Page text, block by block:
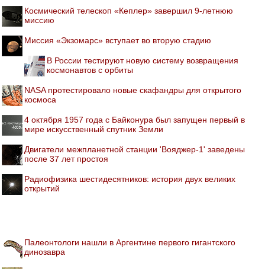
Космический телескоп «Кеплер» завершил 9-летнюю
миссию
Миссия «Экзомарс» вступает во вторую стадию
В России тестируют новую систему возвращения
космонавтов с орбиты
NASA протестировало новые скафандры для открытого
космоса
4 октября 1957 года с Байконура был запущен первый в
мире искусственный спутник Земли
Двигатели межпланетной станции 'Вояджер-1' заведены
после 37 лет простоя
Радиофизика шестидесятников: история двух великих
открытий
Палеонтологи нашли в Аргентине первого гигантского
динозавра